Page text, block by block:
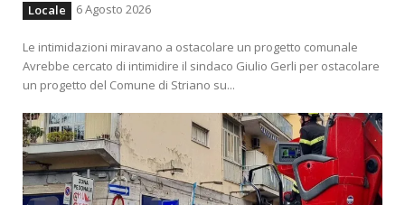
Locale 6 Agosto 2026
Le intimidazioni miravano a ostacolare un progetto comunale
Avrebbe cercato di intimidire il sindaco Giulio Gerli per ostacolare
un progetto del Comune di Striano su...